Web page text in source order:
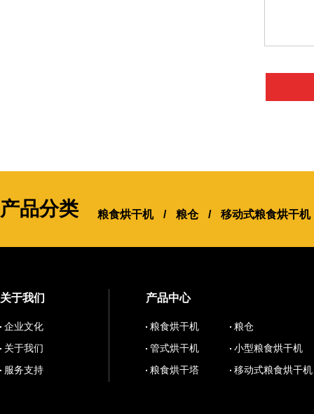
产品分类 粮食烘干机 / 粮仓 / 移动式粮食烘干机
关于我们
企业文化
关于我们
服务支持
产品中心
粮食烘干机
粮仓
管式烘干机
小型粮食烘干机
粮食烘干塔
移动式粮食烘干机